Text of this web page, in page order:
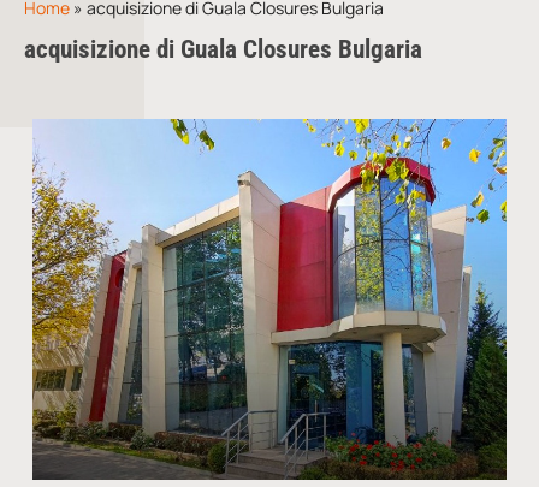
Home » acquisizione di Guala Closures Bulgaria
acquisizione di Guala Closures Bulgaria